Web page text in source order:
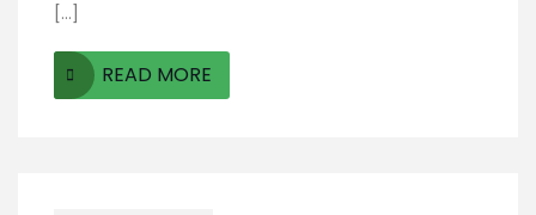
[…]
READ MORE